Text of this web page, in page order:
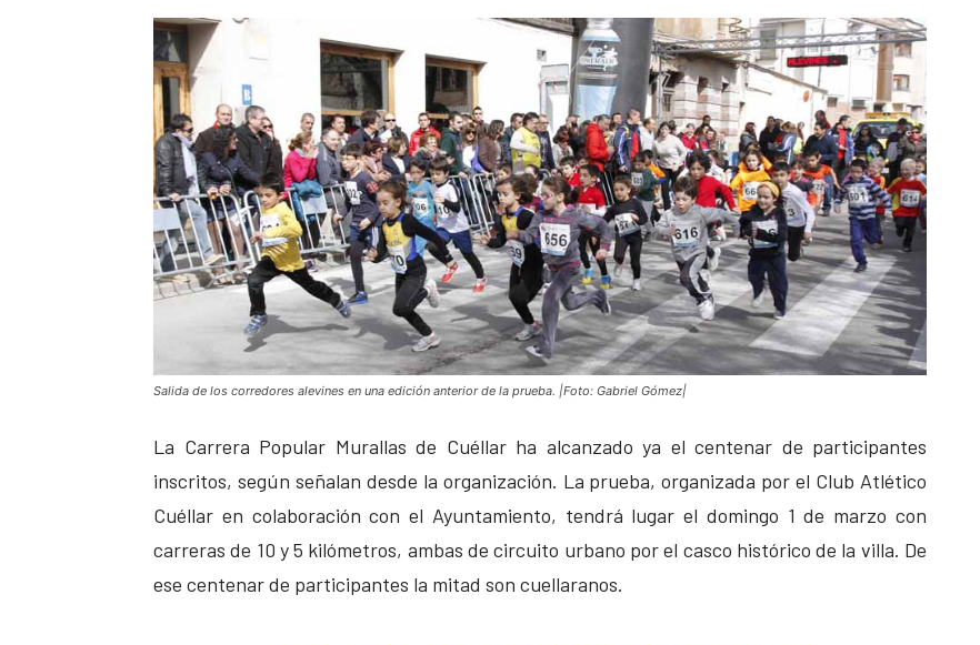
Salida de los corredores alevines en una edición anterior de la prueba. |Foto: Gabriel Gómez|
La Carrera Popular Murallas de Cuéllar ha alcanzado ya el centenar de participantes
inscritos, según señalan desde la organización. La prueba, organizada por el Club Atlético
Cuéllar en colaboración con el Ayuntamiento, tendrá lugar el domingo 1 de marzo con
carreras de 10 y 5 kilómetros, ambas de circuito urbano por el casco histórico de la villa. De
ese centenar de participantes la mitad son cuellaranos.